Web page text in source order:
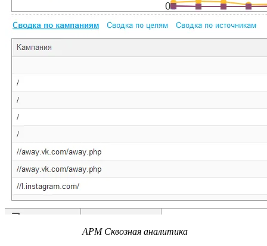
АРМ Сквозная аналитика